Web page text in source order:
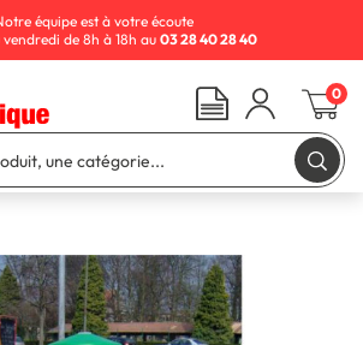
équipe est à votre écoute
de 8h à 18h au03 28 40 28 40
0